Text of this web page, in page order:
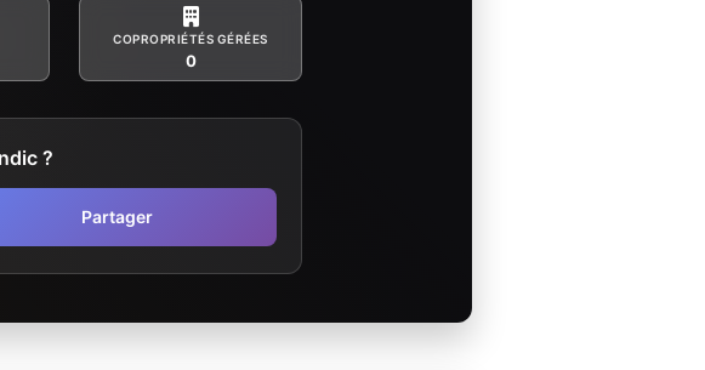
COPROPRIÉTÉS GÉRÉES
0
?
Partager